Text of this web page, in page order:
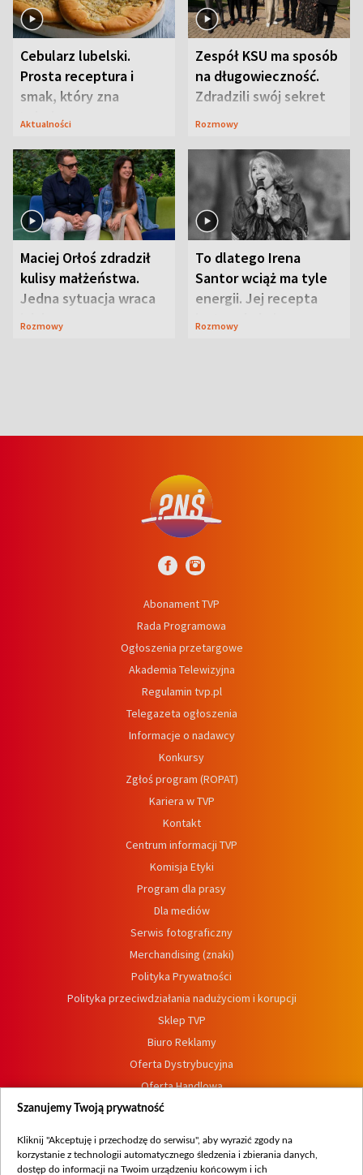
Cebularz lubelski.
Prosta receptura i
smak, który zna
Lubelszczyzna
Aktualności
Zespół KSU ma sposób
na długowieczność.
Zdradzili swój sekret
Rozmowy
Maciej Orłoś zdradził
kulisy małżeństwa.
Jedna sytuacja wraca
jak bumerang
Rozmowy
To dlatego Irena
Santor wciąż ma tyle
energii. Jej recepta
jest zaskakująco
Rozmowy
Abonament TVP
Rada Programowa
Ogłoszenia przetargowe
Akademia Telewizyjna
Regulamin tvp.pl
Telegazeta ogłoszenia
Informacje o nadawcy
Konkursy
Zgłoś program (ROPAT)
Kariera w TVP
Kontakt
Centrum informacji TVP
Komisja Etyki
Program dla prasy
Dla mediów
Serwis fotograficzny
Merchandising (znaki)
Polityka Prywatności
Polityka przeciwdziałania nadużyciom i korupcji
Sklep TVP
Biuro Reklamy
Oferta Dystrybucyjna
Oferta Handlowa
Dostępność
Procedura zgłoszeń wewnętrznych
Szanujemy Twoją prywatność
Kliknij "Akceptuję i przechodzę do serwisu", aby wyrazić zgody na
korzystanie z technologii automatycznego śledzenia i zbierania danych,
dostęp do informacji na Twoim urządzeniu końcowym i ich